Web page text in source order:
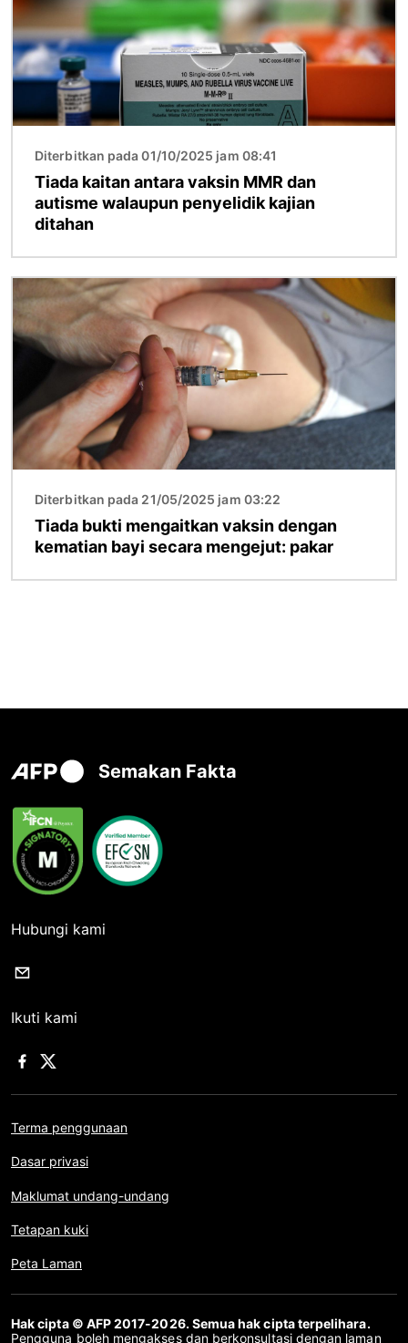
Diterbitkan pada 01/10/2025 jam 08:41
Tiada kaitan antara vaksin MMR dan
autisme walaupun penyelidik kajian
ditahan
Diterbitkan pada 21/05/2025 jam 03:22
Tiada bukti mengaitkan vaksin dengan
kematian bayi secara mengejut: pakar
Semakan Fakta
Hubungi kami
Ikuti kami
Terma penggunaan
Dasar privasi
Maklumat undang-undang
Tetapan kuki
Peta Laman
Hak cipta © AFP 2017-2026. Semua hak cipta terpelihara.
Pengguna boleh mengakses dan berkonsultasi dengan laman